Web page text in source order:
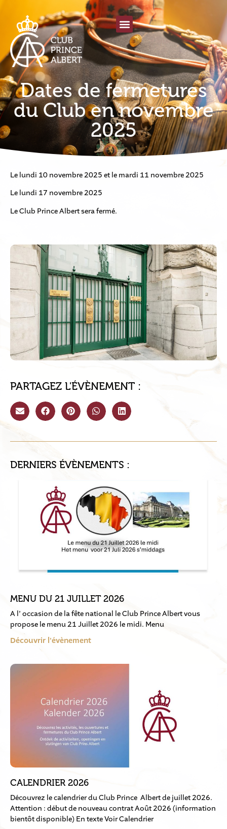
Dates de fermetures
du Club en novembre
2025
Le lundi 10 novembre 2025 et le mardi 11 novembre 2025
Le lundi 17 novembre 2025
Le Club Prince Albert sera fermé.
PARTAGEZ L'ÉVÈNEMENT :
DERNIERS ÉVÈNEMENTS :
MENU DU 21 JUILLET 2026
A l’ occasion de la fête national le Club Prince Albert vous
propose le menu 21 Juillet 2026 le midi. Menu
Découvrir l'évènement
CALENDRIER 2026
Découvrez le calendrier du Club Prince Albert de juillet 2026.
Attention : début de nouveau contrat Août 2026 (information
bientôt disponible) En texte Voir Calendrier